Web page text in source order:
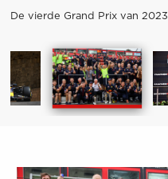
De vierde Grand Prix van 2023